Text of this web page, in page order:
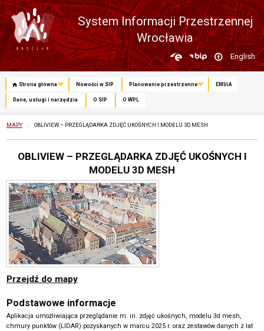
System Informacji Przestrzennej
Wrocławia
Zmień
język
English
Strona główna Nowości w SIP Planowanie przestrzenne EMUiA
Dane, usługi i narzędzia O SIP O WPL
MAPY OBECNIE:
OBLIVIEW – PRZEGLĄDARKA ZDJĘĆ UKOŚNYCH I MODELU 3D MESH
OBLIVIEW – PRZEGLĄDARKA ZDJĘĆ UKOŚNYCH I
MODELU 3D MESH
Przejdź do mapy
Podstawowe informacje
Aplikacja umożliwiająca przeglądanie m. in. zdjęć ukośnych, modelu 3d mesh,
chmury punktów (LIDAR) pozyskanych w marcu 2025 r. oraz zestawów danych z lat